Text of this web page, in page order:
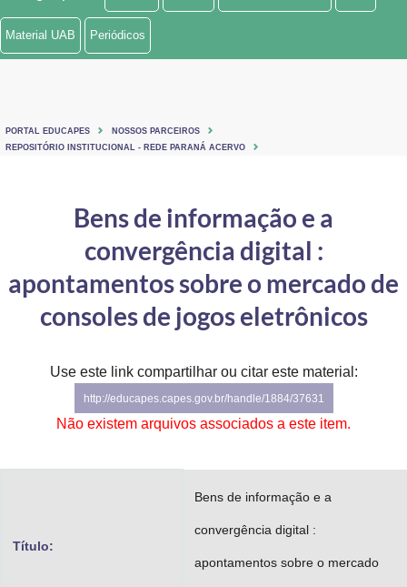
Ministério de Minas e Energia
Ministério do Turismo
Controladoria-Geral da União
Ministério da Mulher, da Família e dos Direitos Humanos
Gabinete de Segurança Institucional
Advocacia-Geral da União
Material UAB Periódicos
PORTAL EDUCAPES
NOSSOS PARCEIROS
REPOSITÓRIO INSTITUCIONAL - REDE PARANÁ ACERVO
Bens de informação e a
convergência digital :
apontamentos sobre o mercado de
consoles de jogos eletrônicos
Use este link compartilhar ou citar este material:
http://educapes.capes.gov.br/handle/1884/37631
Não existem arquivos associados a este item.
Título:
Bens de informação e a
convergência digital :
apontamentos sobre o mercado